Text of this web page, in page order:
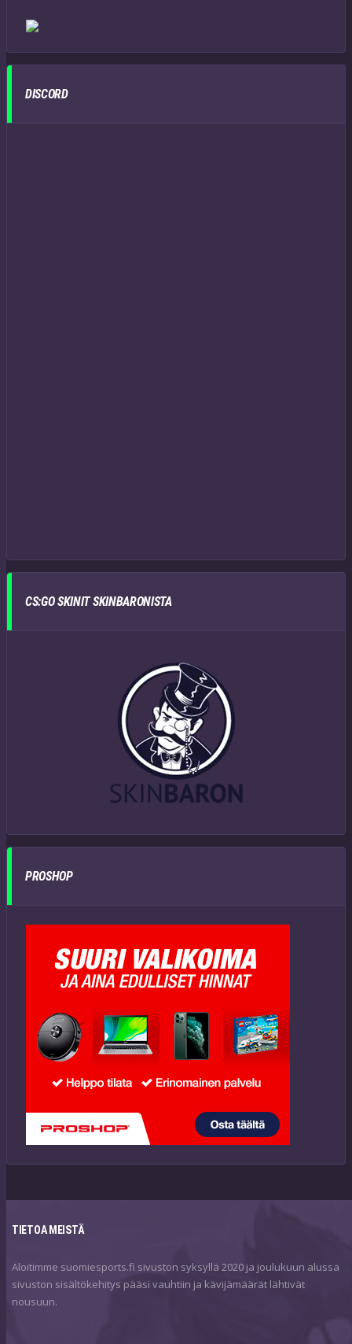
DISCORD
CS:GO SKINIT SKINBARONISTA
PROSHOP
TIETOA MEISTÄ
Aloitimme suomiesports.fi sivuston syksyllä 2020 ja joulukuun alussa
sivuston sisältökehitys pääsi vauhtiin ja kävijämäärät lähtivät
nousuun.